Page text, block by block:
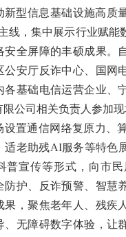
型信息基础设施高质
线，集中展示行业赋能
安全屏障的丰硕成果。
公安厅反诈中心、国网
各基础电信运营企业、
限公司相关负责人参加
设置通信网络复原力、
适老助残AI服务等特色
普宣传等形式，向市
防护、反诈预警、智慧
果，聚焦老年人、残疾
、无障碍数字体验，让